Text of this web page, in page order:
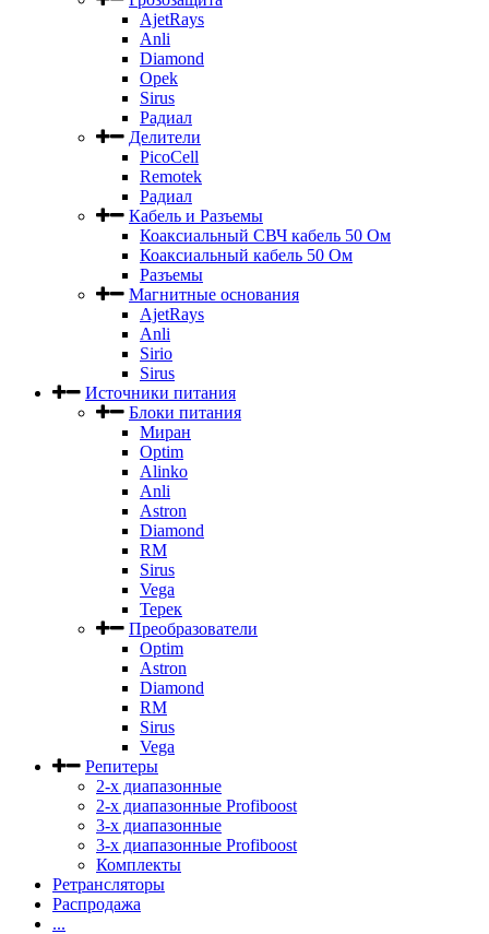
AjetRays
Anli
Diamond
Opek
Sirus
Радиал
Делители
PicoCell
Remotek
Радиал
Кабель и Разъемы
Коаксиальный СВЧ кабель 50 Ом
Коаксиальный кабель 50 Ом
Разъемы
Магнитные основания
AjetRays
Anli
Sirio
Sirus
Источники питания
Блоки питания
Миран
Optim
Alinko
Anli
Astron
Diamond
RM
Sirus
Vega
Терек
Преобразователи
Optim
Astron
Diamond
RM
Sirus
Vega
Репитеры
2-х диапазонные
2-х диапазонные Profiboost
3-х диапазонные
3-х диапазонные Profiboost
Комплекты
Ретрансляторы
Распродажа
...